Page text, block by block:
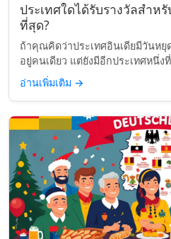
ประเทศใดได้รับรางวัลสำห
ที่สุด?
ถ้าคุณคิดว่าประเทศอินเดียมีวันห
อยู่คนเดียว แต่ยังมีอีกประเทศหนึ่ง
อ่านเพิ่มเติม →